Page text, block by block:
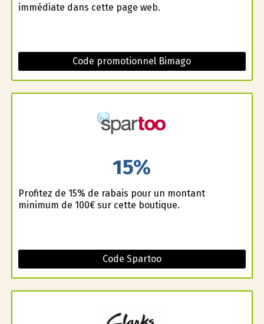
immédiate dans cette page web.
Code promotionnel Bimago
15%
Profitez de 15% de rabais pour un montant
minimum de 100€ sur cette boutique.
Code Spartoo